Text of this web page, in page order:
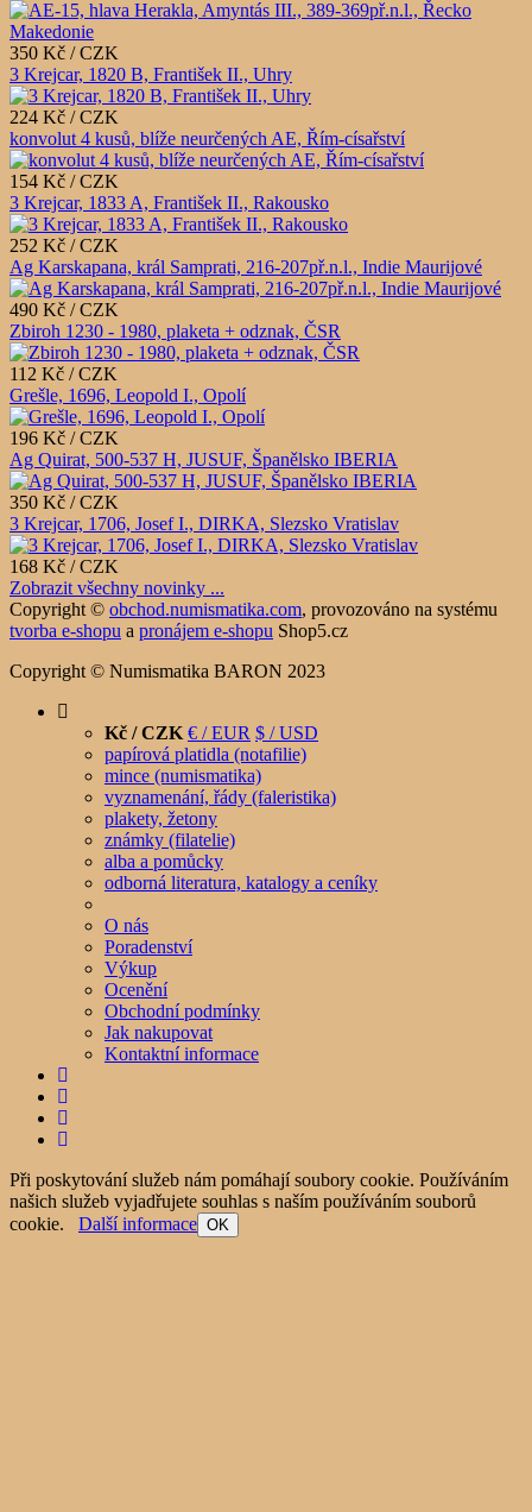
350 Kč / CZK
3 Krejcar, 1820 B, František II., Uhry
224 Kč / CZK
konvolut 4 kusů, blíže neurčených AE, Řím-císařství
154 Kč / CZK
3 Krejcar, 1833 A, František II., Rakousko
252 Kč / CZK
Ag Karskapana, král Samprati, 216-207př.n.l., Indie Maurijové
490 Kč / CZK
Zbiroh 1230 - 1980, plaketa + odznak, ČSR
112 Kč / CZK
Grešle, 1696, Leopold I., Opolí
196 Kč / CZK
Ag Quirat, 500-537 H, JUSUF, Španělsko IBERIA
350 Kč / CZK
3 Krejcar, 1706, Josef I., DIRKA, Slezsko Vratislav
168 Kč / CZK
Zobrazit všechny novinky ...
Copyright © obchod.numismatika.com, provozováno na systému
tvorba e-shopu a pronájem e-shopu Shop5.cz
Copyright © Numismatika BARON 2023
Kč / CZK € / EUR $ / USD
papírová platidla (notafilie)
mince (numismatika)
vyznamenání, řády (faleristika)
plakety, žetony
známky (filatelie)
alba a pomůcky
odborná literatura, katalogy a ceníky
O nás
Poradenství
Výkup
Ocenění
Obchodní podmínky
Jak nakupovat
Kontaktní informace
Při poskytování služeb nám pomáhají soubory cookie. Používáním
našich služeb vyjadřujete souhlas s naším používáním souborů
cookie. Další informace